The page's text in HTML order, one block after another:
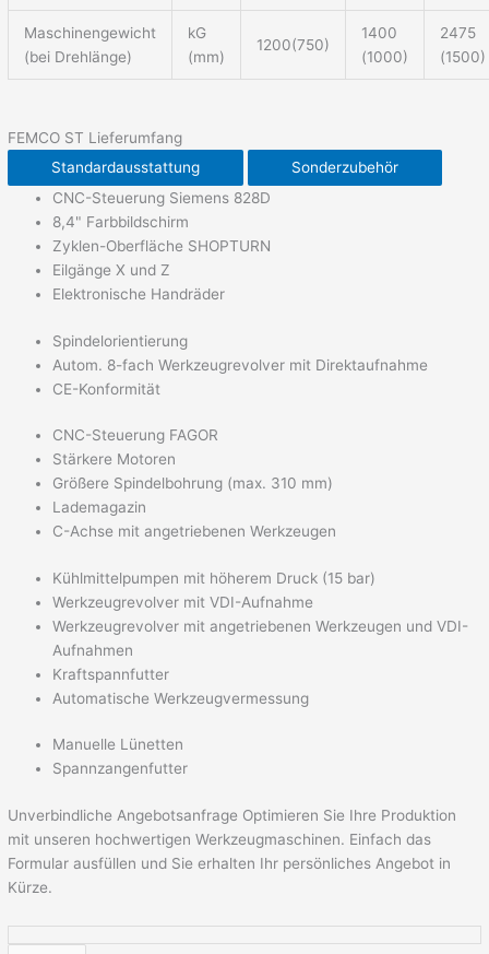
Maschinengewicht
(bei Drehlänge)
kG
(mm)
1200(750)
1400
(1000)
2475
(1500)
FEMCO ST Lieferumfang
Standardausstattung
Sonderzubehör
CNC-Steuerung Siemens 828D
8,4" Farbbildschirm
Zyklen-Oberfläche SHOPTURN
Eilgänge X und Z
Elektronische Handräder
Spindelorientierung
Autom. 8-fach Werkzeugrevolver mit Direktaufnahme
CE-Konformität
CNC-Steuerung FAGOR
Stärkere Motoren
Größere Spindelbohrung (max. 310 mm)
Lademagazin
C-Achse mit angetriebenen Werkzeugen
Kühlmittelpumpen mit höherem Druck (15 bar)
Werkzeugrevolver mit VDI-Aufnahme
Werkzeugrevolver mit angetriebenen Werkzeugen und VDI-
Aufnahmen
Kraftspannfutter
Automatische Werkzeugvermessung
Manuelle Lünetten
Spannzangenfutter
Unverbindliche Angebotsanfrage Optimieren Sie Ihre Produktion
mit unseren hochwertigen Werkzeugmaschinen. Einfach das
Formular ausfüllen und Sie erhalten Ihr persönliches Angebot in
Kürze.